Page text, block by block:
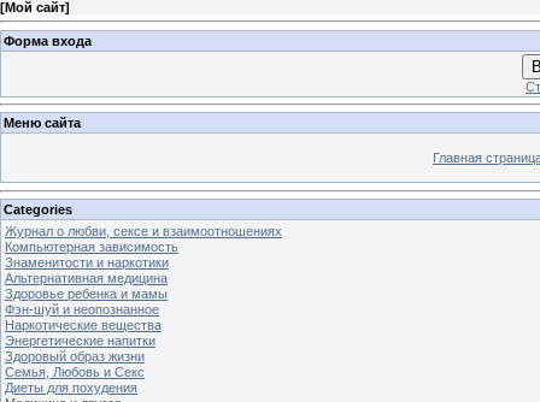
[Мой сайт]
Форма входа
Меню сайта
Главная
Categories
Журнал о любви, сексе и взаимоотношениях
Компьютерная зависимость
Знаменитости и наркотики
Альтернативная медицина
Здоровье ребенка и мамы
Фэн-шуй и неопознанное
Наркотические вещества
Энергетические напитки
Здоровый образ жизни
Семья, Любовь и Секс
Диеты для похудения